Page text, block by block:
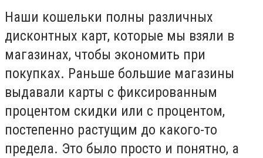
Наши кошельки полны различных
дисконтных карт, которые мы взяли в
магазинах, чтобы экономить при
покупках. Раньше большие магазины
выдавали карты с фиксированным
процентом скидки или с процентом,
постепенно растущим до какого-то
предела. Это было просто и понятно, а